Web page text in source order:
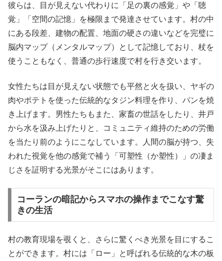
彼らは、目が見えない代わりに「足の裏の感覚」や「聴
覚」「空間の記憶」を極限まで発達させています。村の中
にある段差、建物の配置、地面の硬さの違いなどを完璧に
脳内マップ（メンタルマップ）として記憶しており、杖を
使うこともなく、普通の歩行速度で村を行き交います。
女性たちは目が見えない状態でも平然と火を扱い、ヤギの
肉やポテトを使った伝統的なタジン料理を作り、パンを焼
き上げます。男性たちもまた、家畜の世話をしたり、井戸
から水を汲み上げたりと、コミュニティ維持のための労働
を当たり前のようにこなしています。人間の脳が持つ、失
われた視覚を他の感覚で補う「可塑性（か塑性）」の凄ま
じさを証明する光景がそこにはあります。
コーランの暗記からスマホの操作までこなす驚
きの生活
村の教育現場を覗くと、さらに驚くべき光景を目にするこ
とができます。村には「ロー」と呼ばれる伝統的な木の板